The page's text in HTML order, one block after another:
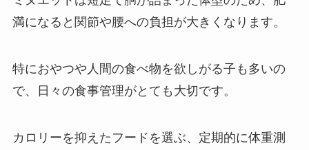
満になると関節や腰への負担が大きくなります。
特におやつや人間の食べ物を欲しがる子も多いの
で、日々の食事管理がとても大切です。
カロリーを抑えたフードを選ぶ、定期的に体重測